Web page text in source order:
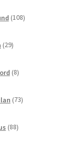
108izdelkov
29izdelkov
8izdelkov
73izdelkov
88izdelkov